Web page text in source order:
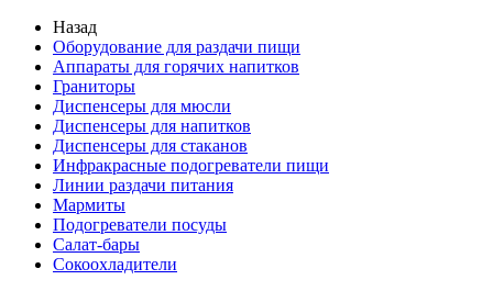
Назад
Оборудование для раздачи пищи
Аппараты для горячих напитков
Граниторы
Диспенсеры для мюсли
Диспенсеры для напитков
Диспенсеры для стаканов
Инфракрасные подогреватели пищи
Линии раздачи питания
Мармиты
Подогреватели посуды
Салат-бары
Сокоохладители